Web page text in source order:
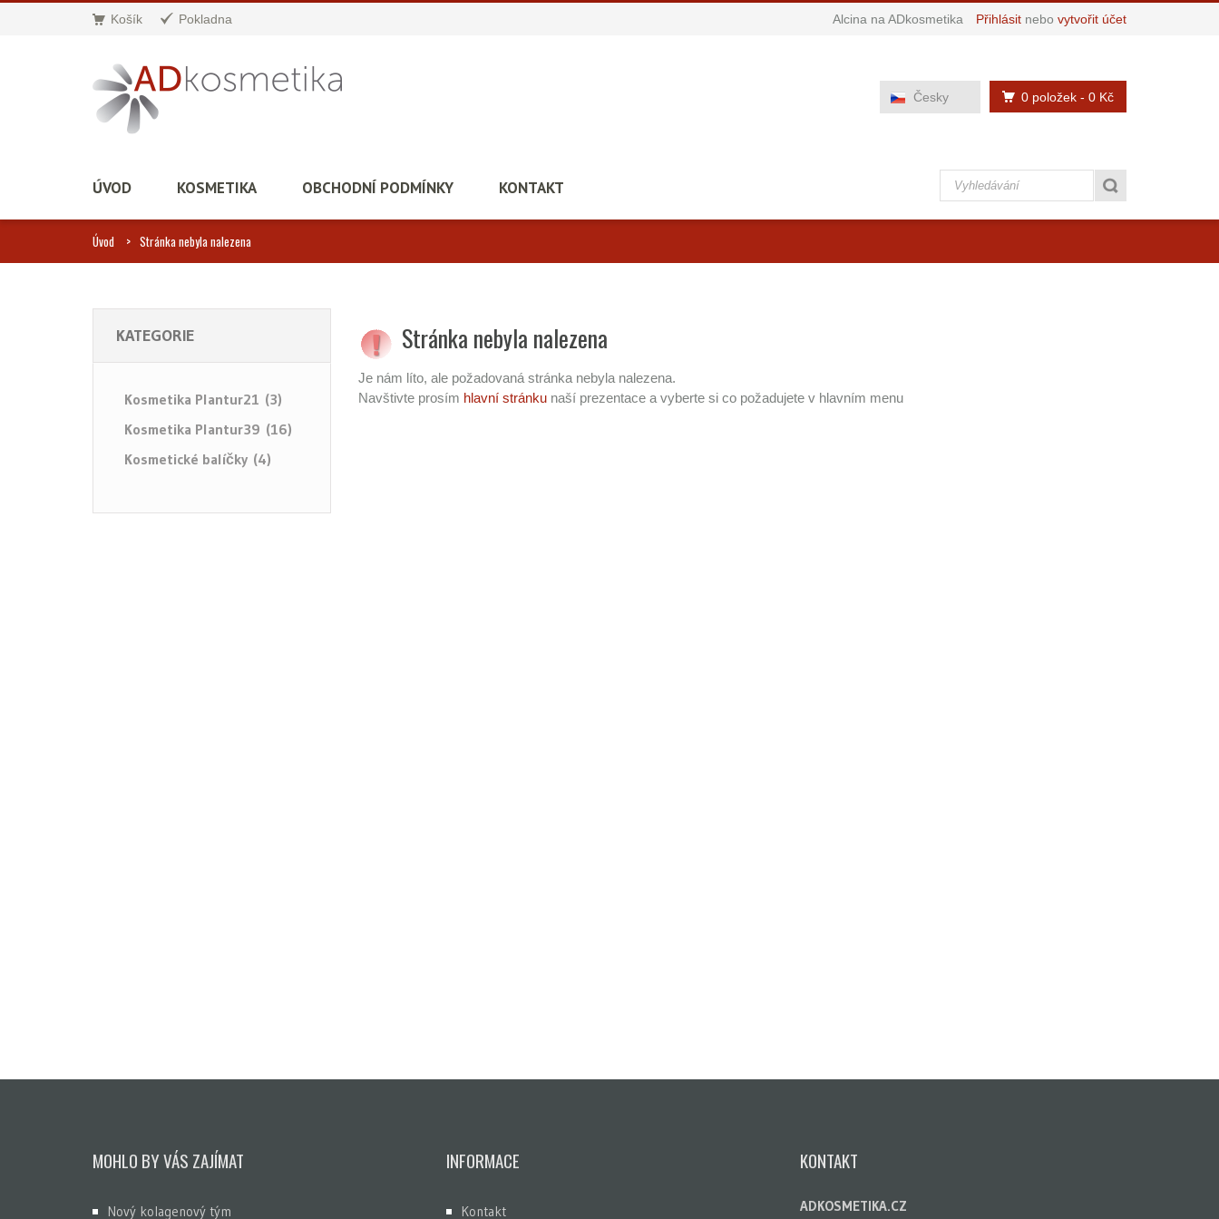
Košík Pokladna Alcina na ADkosmetika Přihlásit nebo vytvořit účet
0 položek - 0 Kč
Česky
ÚVOD KOSMETIKA OBCHODNÍ PODMÍNKY KONTAKT
Úvod Stránka nebyla nalezena
KATEGORIE
Kosmetika Plantur21 (3)
Kosmetika Plantur39 (16)
Kosmetické balíčky (4)
Stránka nebyla nalezena
Je nám líto, ale požadovaná stránka nebyla nalezena.
Navštivte prosím hlavní stránkunaší prezentace a vyberte si co požadujete v hlavním menu
MOHLO BY VÁS ZAJÍMAT
Nový kolagenový tým
INFORMACE
Kontakt
KONTAKT
ADKOSMETIKA.CZ